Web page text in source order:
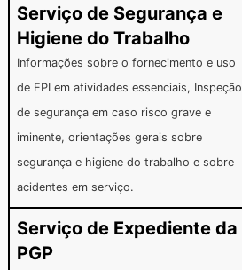
Serviço de Segurança e
Higiene do Trabalho
Informações sobre o fornecimento e uso
de EPI em atividades essenciais, Inspeção
de segurança em caso risco grave e
iminente, orientações gerais sobre
segurança e higiene do trabalho e sobre
acidentes em serviço.
Serviço de Expediente da
PGP